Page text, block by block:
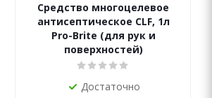
Средство многоцелевое
антисептическое CLF, 1л
Pro-Brite (для рук и
поверхностей)
Достаточно